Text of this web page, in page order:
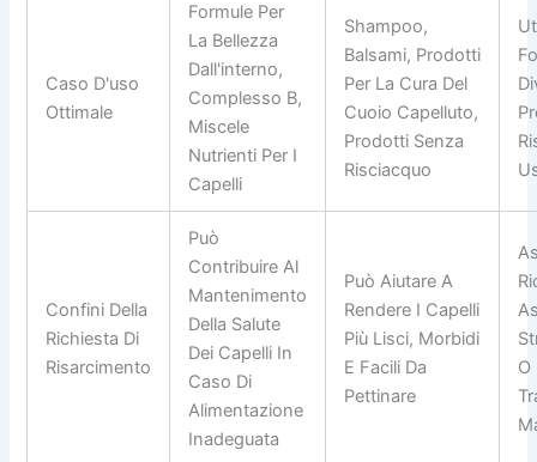
Caso D'uso
Ottimale
Formule Per
La Bellezza
Dall'interno,
Complesso B,
Miscele
Nutrienti Per I
Capelli
Shampoo,
Balsami, Prodotti
Per La Cura Del
Cuoio Capelluto,
Prodotti Senza
Risciacquo
Confini Della
Richiesta Di
Risarcimento
Può
Contribuire Al
Mantenimento
Della Salute
Dei Capelli In
Caso Di
Alimentazione
Inadeguata
Può Aiutare A
Rendere I Capelli
Più Lisci, Morbidi
E Facili Da
Pettinare
O